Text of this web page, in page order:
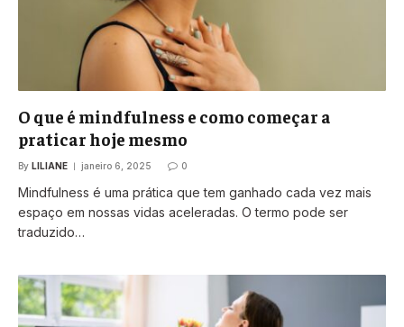
O que é mindfulness e como começar a
praticar hoje mesmo
By LILIANE janeiro 6, 2025 0
Mindfulness é uma prática que tem ganhado cada vez mais
espaço em nossas vidas aceleradas. O termo pode ser
traduzido…